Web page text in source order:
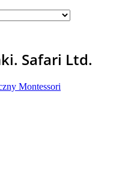
Safari Ltd.
Montessori